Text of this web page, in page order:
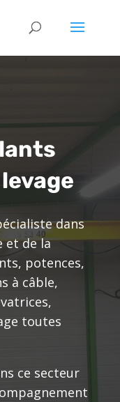
dans
et de la
potences,
à câble,
toutes
ce secteur